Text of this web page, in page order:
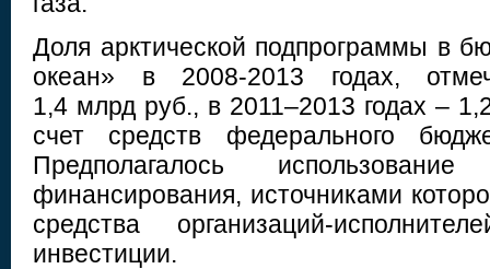
Доля арктической подпрограммы в
океан» в 2008-2013 годах,
1,4 млрд руб., в 2011–2013 годах –
счет средств федерального
Предполагалось
финансирования, источниками
средства организаций-
инвестиции.